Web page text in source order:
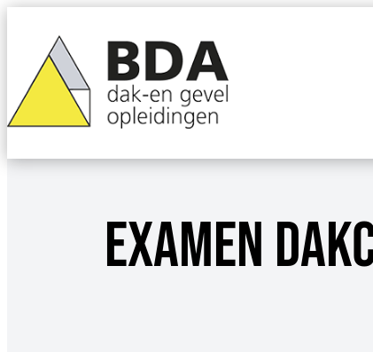
naar
inhoud
EXAMEN